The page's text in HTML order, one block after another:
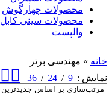
محصولات چهارگوش
محصولات سینی کابل
والپست
خانه » مهندسی برتر
نمایش
9
24
36